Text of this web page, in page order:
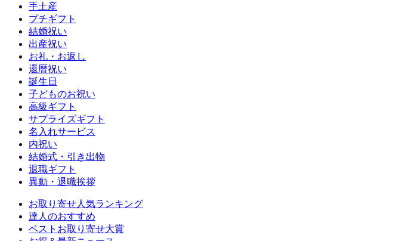
手土産
プチギフト
結婚祝い
出産祝い
お礼・お返し
還暦祝い
誕生日
子どものお祝い
高級ギフト
サプライズギフト
名入れサービス
内祝い
結婚式・引き出物
退職ギフト
異動・退職挨拶
お取り寄せ人気ランキング
達人のおすすめ
ベストお取り寄せ大賞